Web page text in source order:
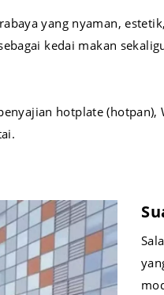
yang nyaman,
kedai makan
hotplate